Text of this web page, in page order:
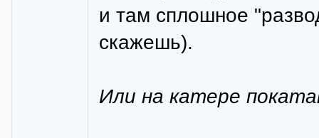
и там сплошное
скажешь).
Или на катере